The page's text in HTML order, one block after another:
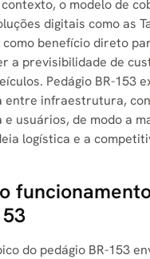
o modelo de
digitais como as
benefício direto
a previsibilidade de
Pedágio BR-153
entre infraestrutura,
usuários, de modo a
logística e a
do pedágio BR-153